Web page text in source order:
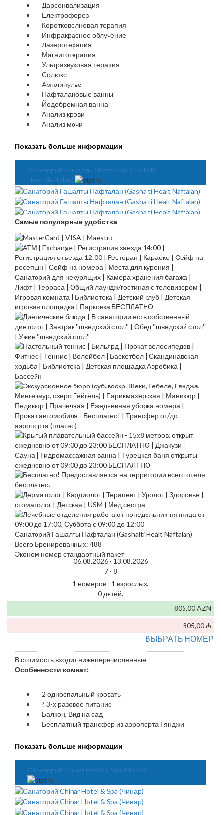
Дарсонвализация
Електрофорез
Коротковолновая терапия
Инфракрасное облучение
Лазеротерапия
Магнитотерапия
Ультразвуковая терапия
Солюкс
Амплипульс
Нафталановые ванны
Йодобромная ванна
Анализ крови
Анализ мочи
Показать больше информации
Санаторий Гашалты Нафталан (Gashalti
Healt Naftalan)
Самые популярные удобства
Санаторий Гашалты Нафталан (Gashalti Healt Naftalan)
Всего Бронированных: 488
Эконом номер стандартный пакет
06.08.2026 - 13.08.2026
7 - 8
1 номеров - 1 взрослых.
0 детей.
805,00 AZN
805,00 ₼
ВЫБРАТЬ НОМЕР
В стоимость входит нижеперечисленные:
Особенности комнат:
2 односпальный кровать
? 3-х разовое питание
Балкон, Вид на сад
Бесплатный трансфер из аэропорта Гянджи
Показать больше информации
Санаторий Chinar Hotel & Spa (Чинар)